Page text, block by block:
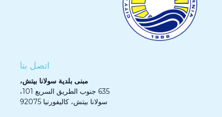
اتصل بنا
مبنى بلدية سولانا بيتش،
635 جنوب الطريق السريع 101،
سولانا بيتش، كاليفورنيا 92075